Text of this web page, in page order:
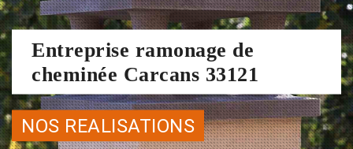
Entreprise ramonage de
cheminée Carcans 33121
NOS REALISATIONS